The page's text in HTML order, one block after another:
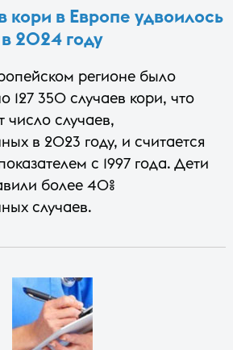
кори в Европе удвоилось
в 2024 году
регионе было
127 350 случаев кори, что
случаев,
в 2023 году, и считается
с 1997 года. Дети
более 40%
случаев.